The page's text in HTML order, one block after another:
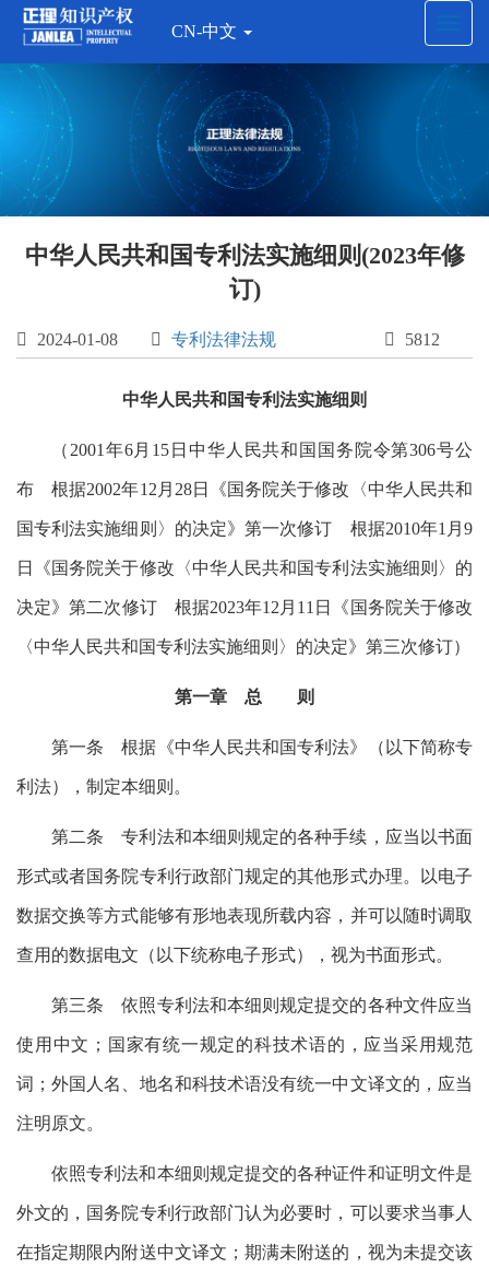
CN-中文
中华人民共和国专利法实施细则(2023年修
订)
 2024-01-08  专利法律法规  5812
中华人民共和国专利法实施细则
（2001年6月15日中华人民共和国国务院令第306号公
布 根据2002年12月28日《国务院关于修改〈中华人民共和
国专利法实施细则〉的决定》第一次修订 根据2010年1月9
日《国务院关于修改〈中华人民共和国专利法实施细则〉的
决定》第二次修订 根据2023年12月11日《国务院关于修改
〈中华人民共和国专利法实施细则〉的决定》第三次修订）
第一章 总 则
第一条 根据《中华人民共和国专利法》（以下简称专
利法），制定本细则。
第二条 专利法和本细则规定的各种手续，应当以书面
形式或者国务院专利行政部门规定的其他形式办理。以电子
数据交换等方式能够有形地表现所载内容，并可以随时调取
查用的数据电文（以下统称电子形式），视为书面形式。
第三条 依照专利法和本细则规定提交的各种文件应当
使用中文；国家有统一规定的科技术语的，应当采用规范
词；外国人名、地名和科技术语没有统一中文译文的，应当
注明原文。
依照专利法和本细则规定提交的各种证件和证明文件是
外文的，国务院专利行政部门认为必要时，可以要求当事人
在指定期限内附送中文译文；期满未附送的，视为未提交该